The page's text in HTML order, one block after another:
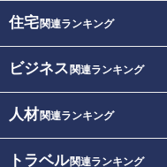
住宅関連ランキング
ビジネス 関連ランキング
人材関連ランキング
トラベル関連ランキング